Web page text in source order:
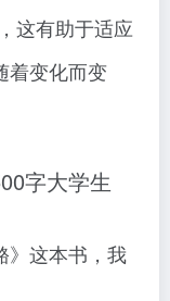
这有助于适应
着变化而变
字大学生
》这本书，我